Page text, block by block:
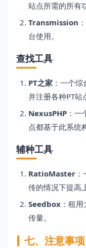
站点所需的所有
Transmission
台使用。
查找工具
PT之家 ：一个
并注册各种PT站
NexusPHP ：
点都基于此系统
辅种工具
RatioMaster
传的情况下提高
Seedbox ：租
传量。
七、注意事项